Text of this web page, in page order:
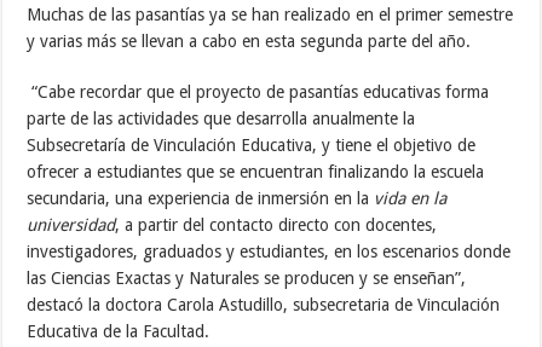
Muchas de las pasantías ya se han realizado en el primer semestre
y varias más se llevan a cabo en esta segunda parte del año.
“Cabe recordar que el proyecto de pasantías educativas forma
parte de las actividades que desarrolla anualmente la
Subsecretaría de Vinculación Educativa, y tiene el objetivo de
ofrecer a estudiantes que se encuentran finalizando la escuela
secundaria, una experiencia de inmersión en la vida en la
universidad, a partir del contacto directo con docentes,
investigadores, graduados y estudiantes, en los escenarios donde
las Ciencias Exactas y Naturales se producen y se enseñan”,
destacó la doctora Carola Astudillo, subsecretaria de Vinculación
Educativa de la Facultad.